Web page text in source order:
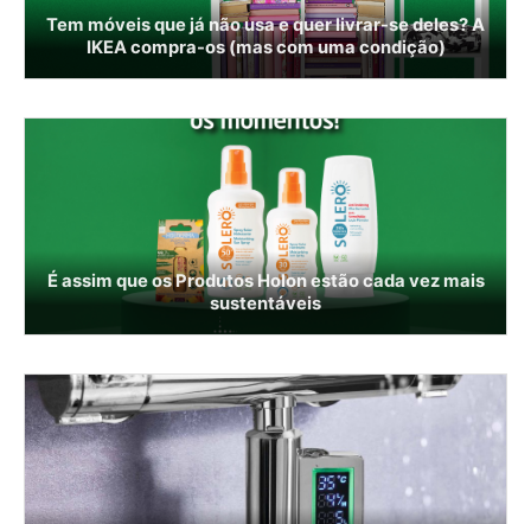
Tem móveis que já não usa e quer livrar-se deles? A
IKEA compra-os (mas com uma condição)
É assim que os Produtos Holon estão cada vez mais
sustentáveis